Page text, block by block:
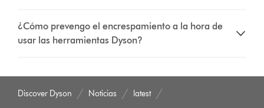
¿Cómo prevengo el encrespamiento a la hora de
usar las herramientas Dyson?
Discover Dyson Noticias latest